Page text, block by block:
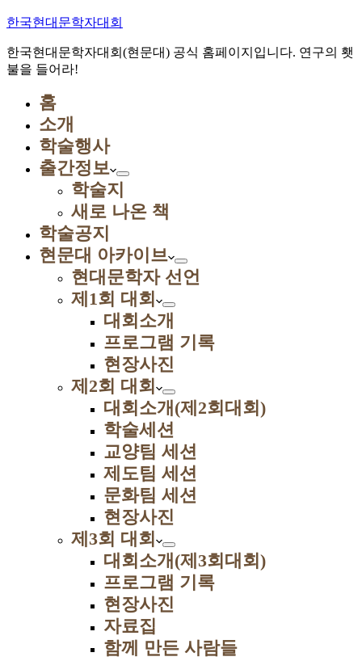
한국현대문학자대회
한국현대문학자대회(현문대) 공식 홈페이지입니다. 연구의 횃
불을 들어라!
홈
소개
학술행사
출간정보
학술지
새로 나온 책
학술공지
현문대 아카이브
현대문학자 선언
제1회 대회
대회소개
프로그램 기록
현장사진
제2회 대회
대회소개(제2회대회)
학술세션
교양팀 세션
제도팀 세션
문화팀 세션
현장사진
제3회 대회
대회소개(제3회대회)
프로그램 기록
현장사진
자료집
함께 만든 사람들